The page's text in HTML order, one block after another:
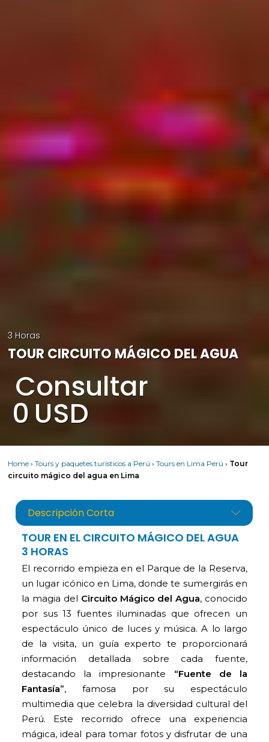
3 Horas
TOUR CIRCUITO MÁGICO DEL AGUA
Consultar
0 USD
Home ›Tours y paquetes turísticos a Perú ›Tours en Lima Perú › Tour
circuito mágico del agua en Lima
Descripción Corta
TOUR EN EL CIRCUITO MÁGICO DEL AGUA
3 HORAS
El recorrido empieza en el Parque de la Reserva,
un lugar icónico en Lima, donde te sumergirás en
la magia del Circuito Mágico del Agua, conocido
por sus 13 fuentes iluminadas que ofrecen un
espectáculo único de luces y música. A lo largo
de la visita, un guía experto te proporcionará
información detallada sobre cada fuente,
destacando la impresionante “Fuente de la
Fantasía”, famosa por su espectáculo
multimedia que celebra la diversidad cultural del
Perú. Este recorrido ofrece una experiencia
mágica, ideal para tomar fotos y disfrutar de una